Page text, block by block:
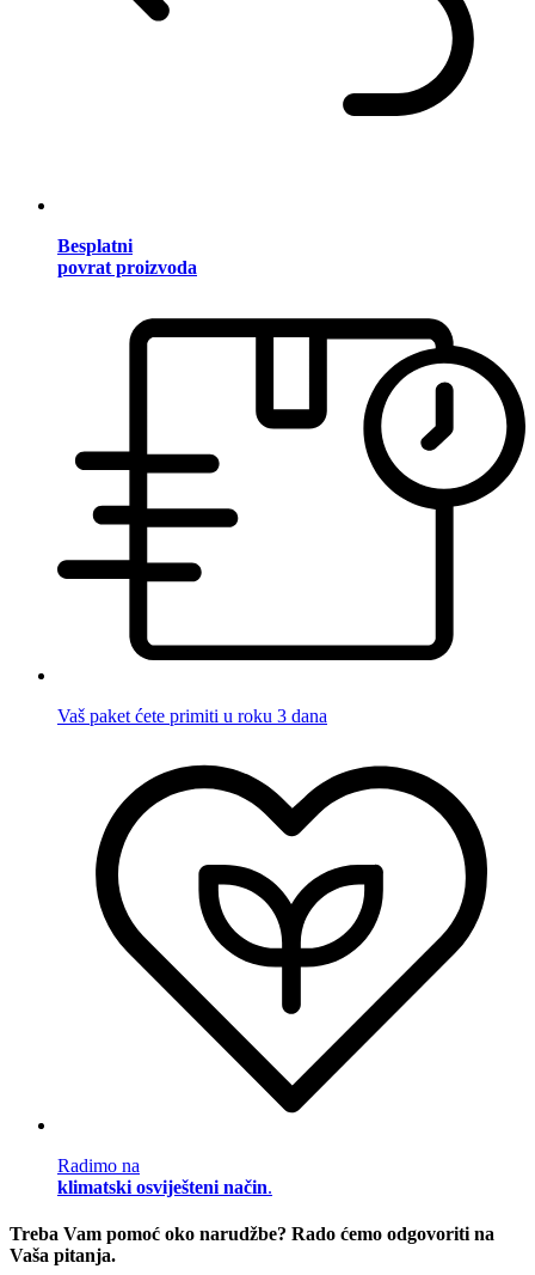
Besplatni
povrat proizvoda
Vaš paket ćete primiti u roku 3 dana
Radimo na
klimatski osviješteni način.
Treba Vam pomoć oko narudžbe? Rado ćemo odgovoriti na
Vaša pitanja.